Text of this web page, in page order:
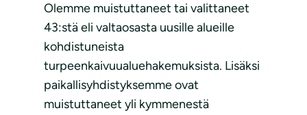
Olemme muistuttaneet tai valittaneet
43:stä eli valtaosasta uusille alueille
kohdistuneista
turpeenkaivuualuehakemuksista. Lisäksi
paikallisyhdistyksemme ovat
muistuttaneet yli kymmenestä